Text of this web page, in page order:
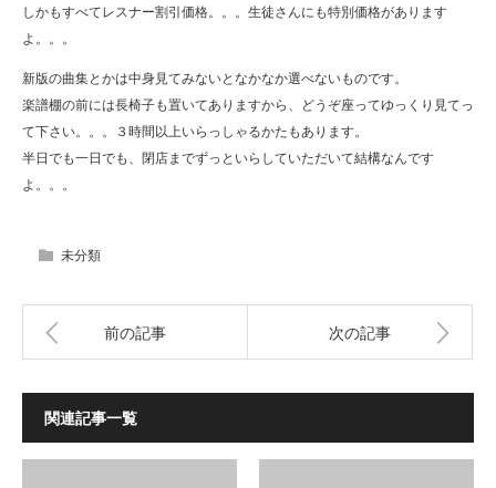
しかもすべてレスナー割引価格。。。生徒さんにも特別価格があります
よ。。。
新版の曲集とかは中身見てみないとなかなか選べないものです。
楽譜棚の前には長椅子も置いてありますから、どうぞ座ってゆっくり見てっ
て下さい。。。３時間以上いらっしゃるかたもあります。
半日でも一日でも、閉店までずっといらしていただいて結構なんです
よ。。。
未分類
前の記事 次の記事
関連記事一覧